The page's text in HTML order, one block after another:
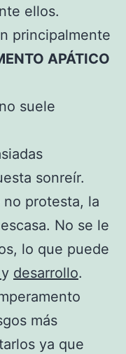
ellos.
principalmente
APÁTICO
suele
sonreír.
protesta, la
No se le
lo que puede
y desarrollo.
más
ya que